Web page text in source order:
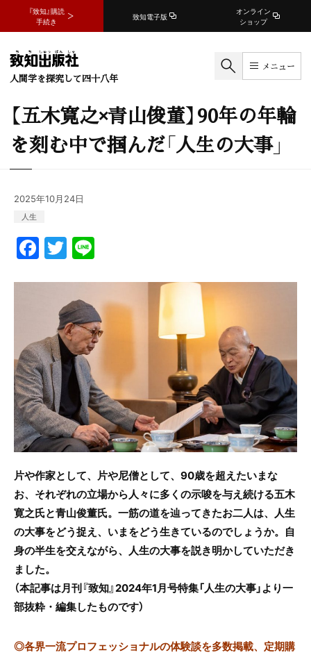
『致知』購読
手続き
致知電子版
オンライン
ショップ
人間学を探究して四十八年
メニュー
【五木寛之×青山俊董】90年の年輪
を刻む中で掴んだ「人生の大事」
2025年10月24日
人生
F
a
c
b
o
o
k
T
w
itt
er
e
片や作家として、片や尼僧として、90歳を超えたいまな
お、それぞれの立場から人々に多くの示唆を与え続ける五木
寛之氏と青山俊董氏。一筋の道を辿ってきたお二人は、人生
の大事をどう捉え、いまをどう生きているのでしょうか。自
身の半生を交えながら、人生の大事を説き明かしていただき
ました。
（本記事は月刊『致知』2024年1月号特集「人生の大事」より一
部抜粋・編集したものです）
◎各界一流プロフェッショナルの体験談を多数掲載、定期購